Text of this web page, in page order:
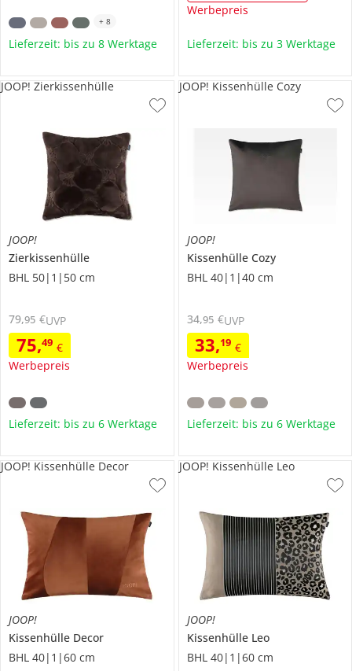
+ 8
Lieferzeit: bis zu 8 Werktage
Werbepreis
Lieferzeit: bis zu 3 Werktage
JOOP!
Zierkissenhülle
BHL 50|1|50 cm
75,49 €
Werbepreis
79,95 €UVP
JOOP! Zierkissenhülle
Lieferzeit: bis zu 6 Werktage
JOOP!
Kissenhülle Cozy
BHL 40|1|40 cm
33,19 €
Werbepreis
34,95 €UVP
JOOP! Kissenhülle Cozy
Lieferzeit: bis zu 6 Werktage
JOOP!
Kissenhülle Decor
BHL 40|1|60 cm
JOOP! Kissenhülle Decor
JOOP!
Kissenhülle Leo
BHL 40|1|60 cm
JOOP! Kissenhülle Leo